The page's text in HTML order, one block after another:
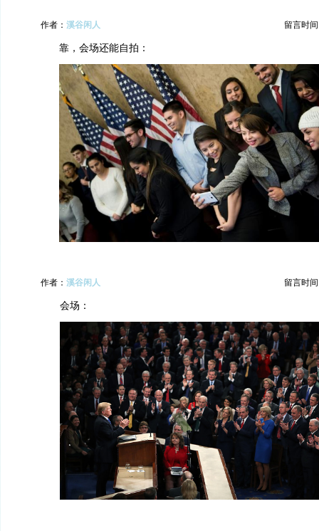
作者： 溪谷闲人 留言时间
靠，会场还能自拍：
作者： 溪谷闲人 留言时间
会场：